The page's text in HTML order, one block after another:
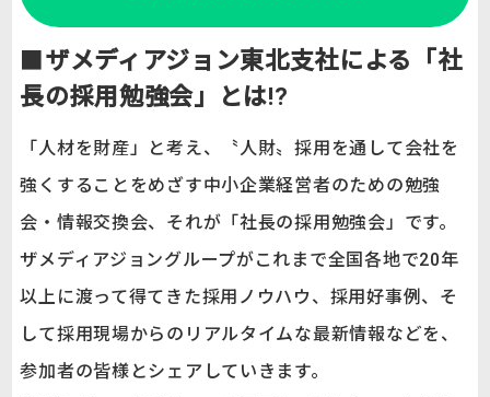
ザメディアジョン東北支社による「社
長の採用勉強会」とは!?
「人材を財産」と考え、〝人財〟採用を通して会社を
強くすることをめざす中小企業経営者のための勉強
会・情報交換会、それが「社長の採用勉強会」です。
ザメディアジョングループがこれまで全国各地で20年
以上に渡って得てきた採用ノウハウ、採用好事例、そ
して採用現場からのリアルタイムな最新情報などを、
参加者の皆様とシェアしていきます。